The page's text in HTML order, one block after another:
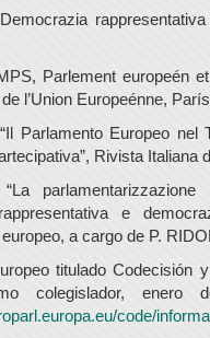
Parlement europeén
l’Union Europeénne,
Parlamento Europeo
Rivista Italiana
e
a cargo de P.
titulado Codecisión
colegislador,
code/